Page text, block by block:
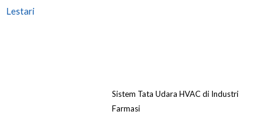
Sistem Tata Udara HVAC di Industri
Farmasi